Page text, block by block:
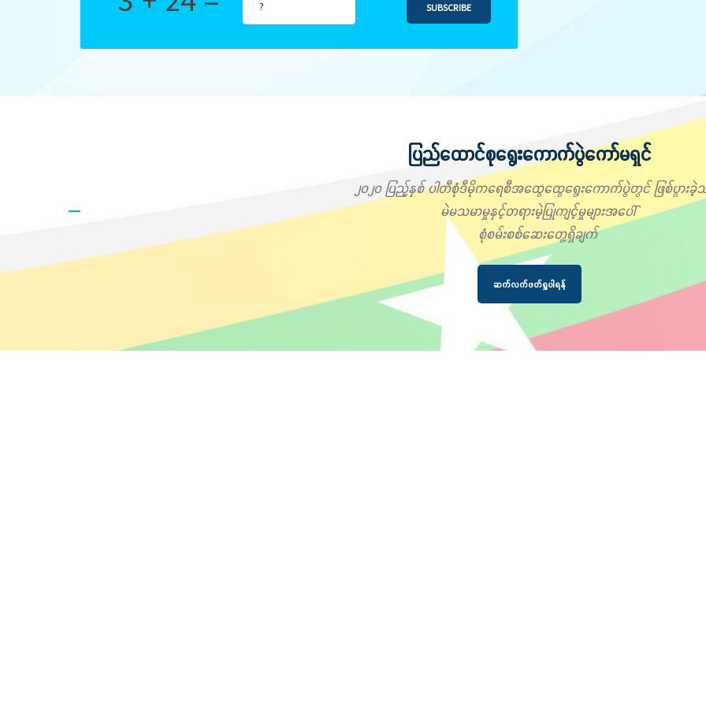
SUBSCRIBE
ပြည်ထောင်စုရွေးကောက်ပွဲကော်မရှင်
၂၀၂၀ ပြည့်နှစ် ပါတီစုံဒီမိုကရေစီအထွေထွေရွေးကောက်ပွဲတွင် ဖြစ်ပွား
မဲမသမာမှုနှင့်တရားမဲ့ပြုကျင့်မှုများအပေါ်
စုံစမ်းစစ်ဆေးတွေ့ရှိချက်
ဆက်လက်ဖတ်ရှုပါရန်